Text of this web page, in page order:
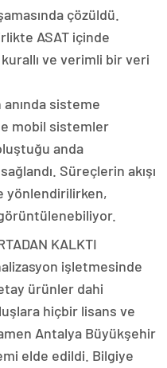
çözüldü.
ASAT içinde
kurallı ve verimli bir veri
sisteme
mobil sistemler
anda
Süreçlerin akışı
yönlendirilirken,
KALKTI
işletmesinde
ürünler dahi
hiçbir lisans ve
Antalya Büyükşehir
elde edildi. Bilgiye